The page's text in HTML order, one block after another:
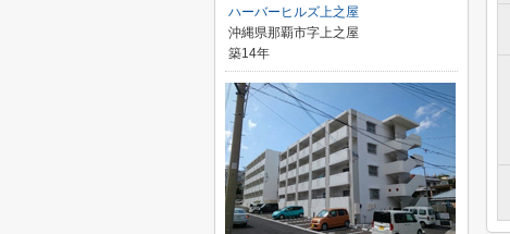
ハーバーヒルズ上之屋
沖縄県那覇市字上之屋
築14年